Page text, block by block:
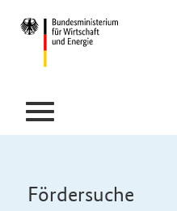
Fördersuche